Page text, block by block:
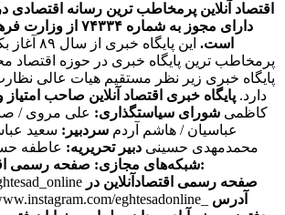
اقتصاد آنلاین پرمخاطب ترین رسانه اقتصادی
دارای مجوز به شماره
است.
این
پرمخاطب ترین پایگاه خبری در حوزه
پایگاه خبری زیر نظر مستقیم هیات عالی
دارد. پایگاه خبری اقتصاد آنلاین صاحب امتیاز
کاظمی شورای سیاستگذاری: علی مروی /
عباسیان / هاشم آردم سردبیر: سعید
محمدمهدی حسینی دبیر تحریریه: عاطفه
شبکه‌های مجازی:صفحه رسمی اقتصادآنلاین در توییتر:
صفحه رسمی اقتصادآنلاین در
eghtesadonline_ آدرس